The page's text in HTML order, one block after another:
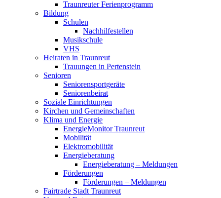
Traunreuter Ferienprogramm
Bildung
Schulen
Nachhilfestellen
Musikschule
VHS
Heiraten in Traunreut
Trauungen in Pertenstein
Senioren
Seniorensportgeräte
Seniorenbeirat
Soziale Einrichtungen
Kirchen und Gemeinschaften
Klima und Energie
EnergieMonitor Traunreut
Mobilität
Elektromobilität
Energieberatung
Energieberatung – Meldungen
Förderungen
Förderungen – Meldungen
Fairtrade Stadt Traunreut